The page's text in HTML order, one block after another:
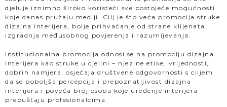
djeluje iznimno široko koristeći sve postojeće mogućnosti
koje danas pružaju mediji. Cilj je što veća promocija struke
dizajna interijera, bolje prihvaćanje od strane klijenata i
izgradnja međusobnog povjerenja i razumijevanja.
Institucionalna promocija odnosi se na promociju dizajna
interijera kao struke u cjelini – njezine etike, vrijednosti,
dobrih namjera, osjećaja društvene odgovornosti s ciljem
da se poboljša percepcija i prepoznatljivost dizajna
interijera i poveća broj osoba koje uređenje interijera
prepuštaju profesionalcima.